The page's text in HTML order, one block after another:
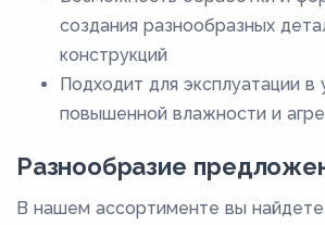
создания разнообразных
конструкций
Подходит для эксплуатации в
повышенной влажности и
Разнообразие
В нашем ассортименте вы